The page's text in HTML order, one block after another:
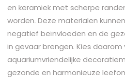
en keramiek met scherpe
worden. Deze materialen
negatief beïnvloeden en de
in gevaar brengen. Kies daarom
aquariumvriendelijke
gezonde en harmonieuze